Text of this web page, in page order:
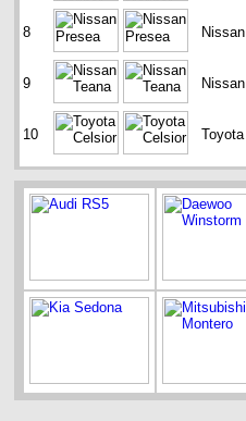
8 Nissan
9 Nissan
10 Toyota